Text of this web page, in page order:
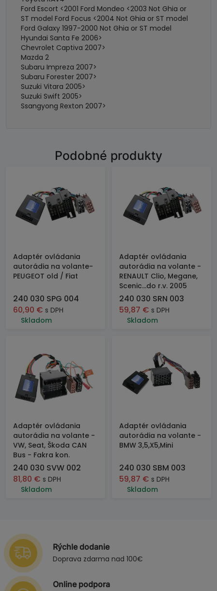
Ford Escort <2001 Ford Mondeo <2003 Not Ghia or
ST model Ford Focus <2004 Not Ghia or ST model
Ford Galaxy 1997-2000 Not Ghia or ST model
Hyundai Santa Fe 2006>
Chevrolet Captiva 2007>
Mazda 2
Subaru Impreza 2007>
Subaru Forester 2007>
Suzuki Vitara 2005>
Suzuki Swift 2005>
Ssangyong Rexton 2007>
Podobné produkty
Adaptér ovládania
autorádia na volante-
PEUGEOT old / Fiat
240 030 SPG 004
60,90 € s DPH
Skladom
Adaptér ovládania
autorádia na volante -
RENAULT Clio, Megane,
Scenic...do r.v. 2005
240 030 SRN 003
59,87 € s DPH
Skladom
Adaptér ovládania
autorádia na volante -
VW, Seat, Škoda CAN
Bus - Fakra kon.
240 030 SVW 002
81,80 € s DPH
Skladom
Adaptér ovládania
autorádia na volante -
BMW 3,5,X5,Mini
240 030 SBM 003
59,87 € s DPH
Skladom
Rýchle dodanie
Doprava zdarma nad 100€
Online podpora